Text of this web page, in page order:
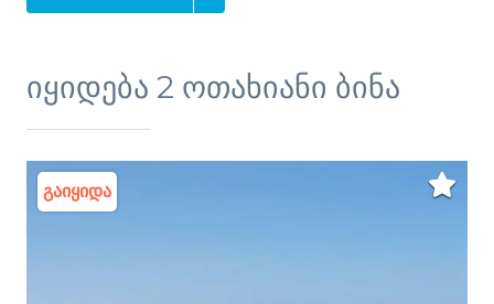
იყიდება 2 ოთახიანი ბინა
გაიყიდა